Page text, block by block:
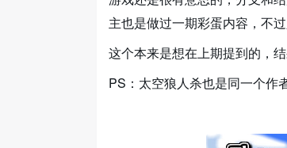
主也是做过一期彩蛋内容，不
这个本来是想在上期提到的，
PS：太空狼人杀也是同一个作